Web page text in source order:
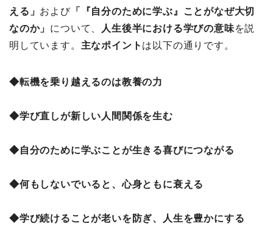
える」 および「『自分のために学ぶ』ことがなぜ大切
なのか」 について、 人生後半における学びの意味を説
明しています。 主なポイント は以下の通りです。
◆転機を乗り越えるのは教養の力
◆学び直しが新しい人間関係を生む
◆自分のために学ぶことが生きる喜びにつながる
◆何もしないでいると、心身ともに衰える
◆学び続けることが老いを防ぎ、人生を豊かにする